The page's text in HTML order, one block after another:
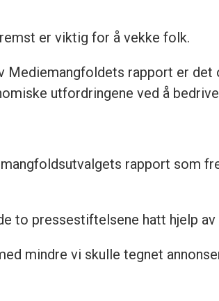
er viktig for å vekke folk.
Mediemangfoldets rapport er
utfordringene ved å
rapport som
to pressestiftelsene hatt hjelp
mindre vi skulle tegnet